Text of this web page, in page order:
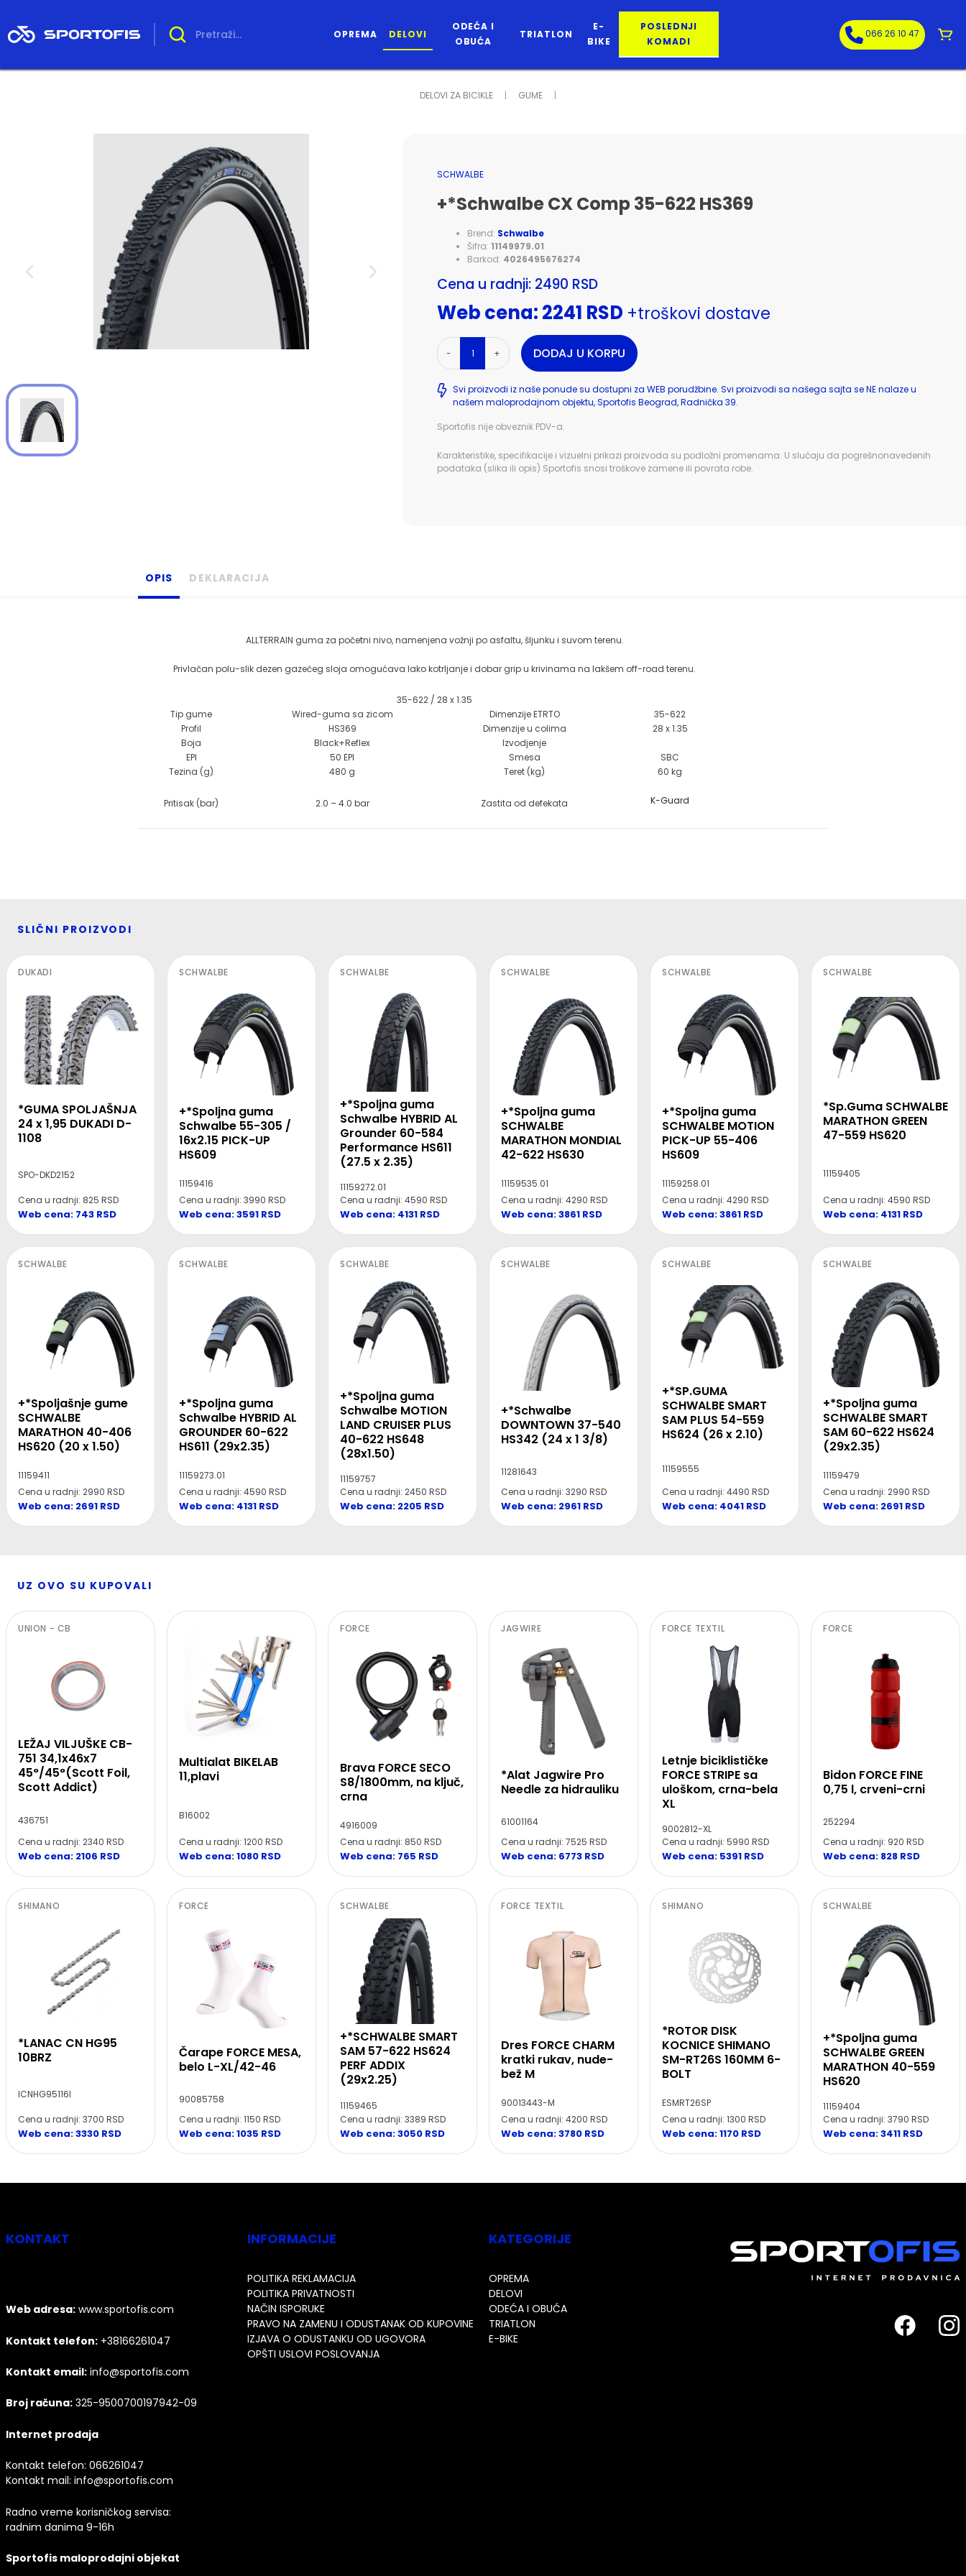
OPREMA DELOVI
ODEĆA I
OBUĆA
TRIATLON
E-
BIKE
POSLEDNJI
KOMADI
066 26 10 47
DELOVI ZA BICIKLE GUME
SCHWALBE
+*Schwalbe CX Comp 35-622 HS369
Brend: Schwalbe
Šifra: 11149979.01
Barkod: 4026495676274
Cena u radnji: 2490 RSD
Web cena: 2241 RSD +troškovi dostave
- + DODAJ U KORPU
Svi proizvodi iz naše ponude su dostupni za WEB porudžbine. Svi proizvodi sa našega sajta se NE nalaze u
našem maloprodajnom objektu, Sportofis Beograd, Radnička 39.
Sportofis nije obveznik PDV-a.
Karakteristike, specifikacije i vizuelni prikazi proizvoda su podložni promenama. U slučaju da pogrešnonavedenih
podataka (slika ili opis) Sportofis snosi troškove zamene ili povrata robe.
OPIS DEKLARACIJA
ALLTERRAIN guma za početni nivo, namenjena vožnji po asfaltu, šljunku i suvom terenu.
Privlačan polu-slik dezen gazećeg sloja omogućava lako kotrljanje i dobar grip u krivinama na lakšem off-road terenu.
35-622 / 28 x 1.35
Tip gume
Wired-guma sa zicom Dimenzije ETRTO
35-622
Profil
HS369 Dimenzije u colima
28 x 1.35
Boja
Black+Reflex
Izvodjenje
EPI
50 EPI Smesa
SBC
Tezina (g)
480 g Teret (kg) 60 kg
Pritisak (bar) 2.0 – 4.0 bar Zastita od defekata K-Guard
SLIČNI PROIZVODI
DUKADI
*GUMA SPOLJAŠNJA
24 x 1,95 DUKADI D-
1108
SPO-DKD2152
Cena u radnji: 825 RSD
Web cena: 743 RSD
SCHWALBE
+*Spoljna guma
Schwalbe 55-305 /
16x2.15 PICK-UP
HS609
11159416
Cena u radnji: 3990 RSD
Web cena: 3591 RSD
SCHWALBE
+*Spoljna guma
Schwalbe HYBRID AL
Grounder 60-584
Performance HS611
(27.5 x 2.35)
11159272.01
Cena u radnji: 4590 RSD
Web cena: 4131 RSD
SCHWALBE
+*Spoljna guma
SCHWALBE
MARATHON MONDIAL
42-622 HS630
11159535.01
Cena u radnji: 4290 RSD
Web cena: 3861 RSD
SCHWALBE
+*Spoljna guma
SCHWALBE MOTION
PICK-UP 55-406
HS609
11159258.01
Cena u radnji: 4290 RSD
Web cena: 3861 RSD
SCHWALBE
*Sp.Guma SCHWALBE
MARATHON GREEN
47-559 HS620
11159405
Cena u radnji: 4590 RSD
Web cena: 4131 RSD
SCHWALBE
+*Spoljašnje gume
SCHWALBE
MARATHON 40-406
HS620 (20 x 1.50)
11159411
Cena u radnji: 2990 RSD
Web cena: 2691 RSD
SCHWALBE
+*Spoljna guma
Schwalbe HYBRID AL
GROUNDER 60-622
HS611 (29x2.35)
11159273.01
Cena u radnji: 4590 RSD
Web cena: 4131 RSD
SCHWALBE
+*Spoljna guma
Schwalbe MOTION
LAND CRUISER PLUS
40-622 HS648
(28x1.50)
11159757
Cena u radnji: 2450 RSD
Web cena: 2205 RSD
SCHWALBE
+*Schwalbe
DOWNTOWN 37-540
HS342 (24 x 1 3/8)
11281643
Cena u radnji: 3290 RSD
Web cena: 2961 RSD
SCHWALBE
+*SP.GUMA
SCHWALBE SMART
SAM PLUS 54-559
HS624 (26 x 2.10)
11159555
Cena u radnji: 4490 RSD
Web cena: 4041 RSD
SCHWALBE
+*Spoljna guma
SCHWALBE SMART
SAM 60-622 HS624
(29x2.35)
11159479
Cena u radnji: 2990 RSD
Web cena: 2691 RSD
UZ OVO SU KUPOVALI
UNION - CB
LEŽAJ VILJUŠKE CB-
751 34,1x46x7
45°/45°(Scott Foil,
Scott Addict)
436751
Cena u radnji: 2340 RSD
Web cena: 2106 RSD
Multialat BIKELAB
11,plavi
B16002
Cena u radnji: 1200 RSD
Web cena: 1080 RSD
FORCE
Brava FORCE SECO
S8/1800mm, na ključ,
crna
4916009
Cena u radnji: 850 RSD
Web cena: 765 RSD
JAGWIRE
*Alat Jagwire Pro
Needle za hidrauliku
61001164
Cena u radnji: 7525 RSD
Web cena: 6773 RSD
FORCE TEXTIL
Letnje biciklističke
FORCE STRIPE sa
uloškom, crna-bela
XL
9002812-XL
Cena u radnji: 5990 RSD
Web cena: 5391 RSD
FORCE
Bidon FORCE FINE
0,75 l, crveni-crni
252294
Cena u radnji: 920 RSD
Web cena: 828 RSD
SHIMANO
*LANAC CN HG95
10BRZ
ICNHG95116I
Cena u radnji: 3700 RSD
Web cena: 3330 RSD
FORCE
Čarape FORCE MESA,
belo L-XL/42-46
90085758
Cena u radnji: 1150 RSD
Web cena: 1035 RSD
SCHWALBE
+*SCHWALBE SMART
SAM 57-622 HS624
PERF ADDIX
(29x2.25)
11159465
Cena u radnji: 3389 RSD
Web cena: 3050 RSD
FORCE TEXTIL
Dres FORCE CHARM
kratki rukav, nude-
bež M
90013443-M
Cena u radnji: 4200 RSD
Web cena: 3780 RSD
SHIMANO
*ROTOR DISK
KOCNICE SHIMANO
SM-RT26S 160MM 6-
BOLT
ESMRT26SP
Cena u radnji: 1300 RSD
Web cena: 1170 RSD
SCHWALBE
+*Spoljna guma
SCHWALBE GREEN
MARATHON 40-559
HS620
11159404
Cena u radnji: 3790 RSD
Web cena: 3411 RSD
KONTAKT
Web adresa: www.sportofis.com
Kontakt telefon: +38166261047
Kontakt email: info@sportofis.com
Broj računa: 325-9500700197942-09
Internet prodaja
Kontakt telefon: 066261047
Kontakt mail: info@sportofis.com
Radno vreme korisničkog servisa:
radnim danima 9-16h
Sportofis maloprodajni objekat
INFORMACIJE
POLITIKA REKLAMACIJA
POLITIKA PRIVATNOSTI
NAČIN ISPORUKE
PRAVO NA ZAMENU I ODUSTANAK OD KUPOVINE
IZJAVA O ODUSTANKU OD UGOVORA
OPŠTI USLOVI POSLOVANJA
KATEGORIJE
OPREMA
DELOVI
ODEĆA I OBUĆA
TRIATLON
E-BIKE